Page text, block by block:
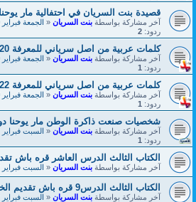
قصيدة بنت السريان في احتفالية مار
آخر مشاركة بواسطة بنت السريان « الجمعة فبراير 20, 2026 12:54 am
ردود: 2
كلمات عربية من اصل سرياني للمعرفة 20!
آخر مشاركة بواسطة بنت السريان « الجمعة فبراير 20, 2026 12:52 am
ردود: 1
كلمات عربية من اصل سرياني للمعرفة 22!
آخر مشاركة بواسطة بنت السريان « الجمعة فبراير 20, 2026 12:37 am
ردود: 1
شخصيات صنعت ذاكرة الوطن مار يوحنا
آخر مشاركة بواسطة بنت السريان « السبت فبراير 07, 2026 6:41 am
ردود: 1
الكتاب الثالث الدرس العاشر قره باش
آخر مشاركة بواسطة بنت السريان « السبت فبراير 07, 2026 5:38 am
الكتاب الثالث الدرس9 قره باش تقديم الخوري نعمت
آخر مشاركة بواسطة بنت السريان « السبت فبراير 07, 2026 5:35 am